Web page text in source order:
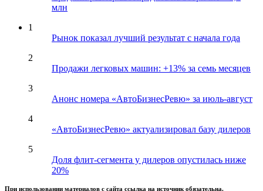
млн
1
Рынок показал лучший результат с начала года
2
Продажи легковых машин: +13% за семь месяцев
3
Анонс номера «АвтоБизнесРевю» за июль-август
4
«АвтоБизнесРевю» актуализировал базу дилеров
5
Доля флит-сегмента у дилеров опустилась ниже
20%
При использовании материалов с сайта ссылка на источник обязательна.